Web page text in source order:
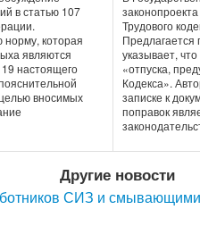
в статью 107
которая
являются
настоящего
вносимых
Трудового
указывает,
«отпуска,
Кодекса».
записке к
поправок
Другие новости
СИЗ и